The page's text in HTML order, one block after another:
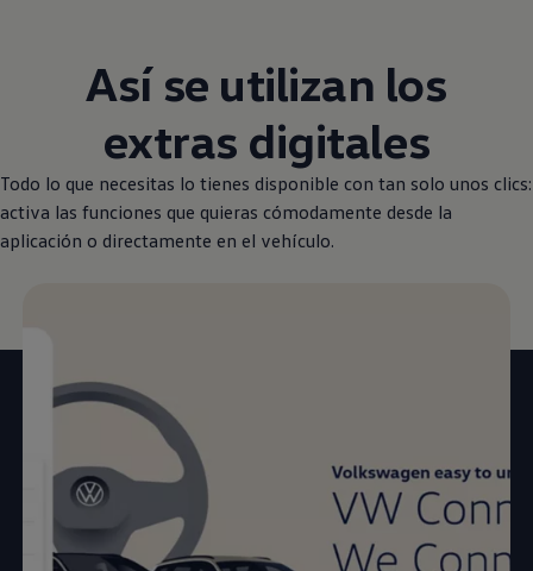
Así se utilizan los
extras digitales
Todo lo que necesitas lo tienes disponible con tan solo unos clics:
activa las funciones que quieras cómodamente desde la
aplicación o directamente en el vehículo.